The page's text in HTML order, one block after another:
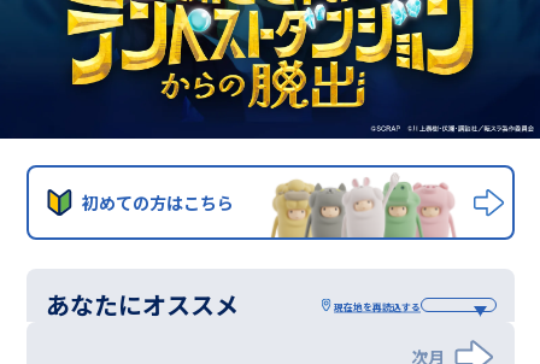
初めての方はこちら
あなたにオススメ 現在地を再読込する
次月